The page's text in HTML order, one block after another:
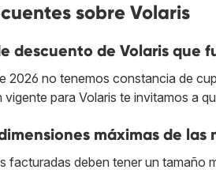
sobre Volaris
descuento de Volaris que
2026 no tenemos constancia de
para Volaris te invitamos a
máximas de
facturadas deben tener un tamaño